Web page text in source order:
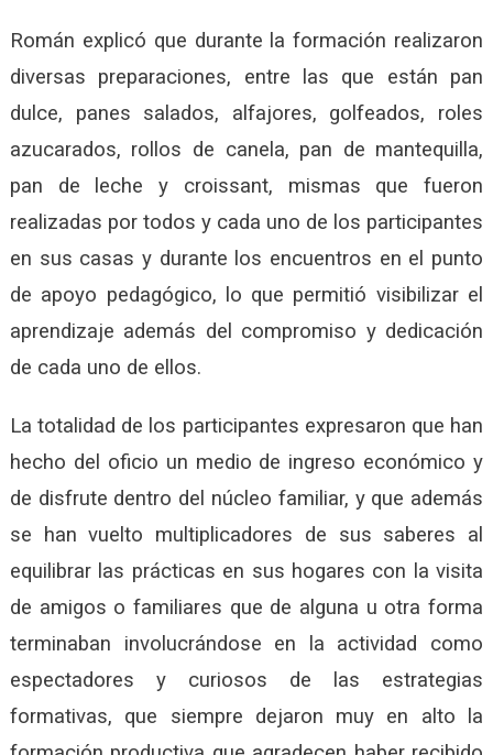
Román explicó que durante la formación realizaron
diversas preparaciones, entre las que están pan
dulce, panes salados, alfajores, golfeados, roles
azucarados, rollos de canela, pan de mantequilla,
pan de leche y croissant, mismas que fueron
realizadas por todos y cada uno de los participantes
en sus casas y durante los encuentros en el punto
de apoyo pedagógico, lo que permitió visibilizar el
aprendizaje además del compromiso y dedicación
de cada uno de ellos.
La totalidad de los participantes expresaron que han
hecho del oficio un medio de ingreso económico y
de disfrute dentro del núcleo familiar, y que además
se han vuelto multiplicadores de sus saberes al
equilibrar las prácticas en sus hogares con la visita
de amigos o familiares que de alguna u otra forma
terminaban involucrándose en la actividad como
espectadores y curiosos de las estrategias
formativas, que siempre dejaron muy en alto la